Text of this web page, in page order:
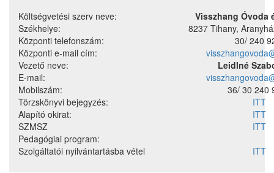
Költségvetési szerv neve:
Visszhang Óvoda
Székhelye:
8237 Tihany,
Központi telefonszám:
30/ 240
Központi e-mail cím:
Vezető neve:
Leidlné
E-mail:
Mobilszám:
36/ 30 240
Törzskönyvi bejegyzés:
ITT
Alapító okirat:
ITT
SZMSZ
ITT
Pedagógiai program:
Szolgáltatói nyilvántartásba vétel
ITT